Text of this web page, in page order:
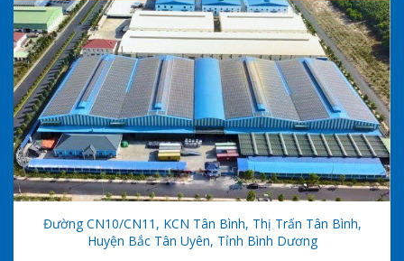
Đường CN10/CN11, KCN Tân Bình, Thị Trấn Tân Bình,
Huyện Bắc Tân Uyên, Tỉnh Bình Dương